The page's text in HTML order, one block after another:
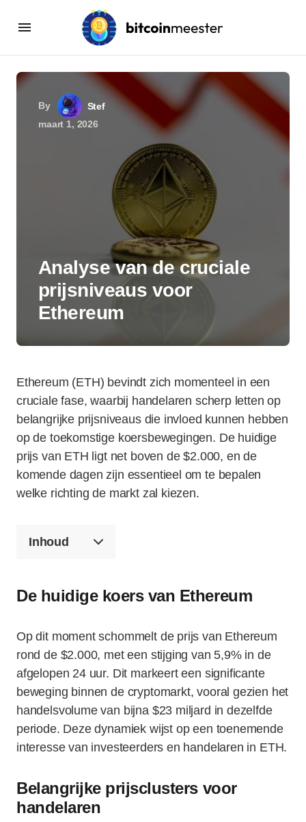
By
Stef
maart 1, 2026
Analyse van de cruciale
prijsniveaus voor
Ethereum
Ethereum (ETH) bevindt zich momenteel in een
cruciale fase, waarbij handelaren scherp letten op
belangrijke prijsniveaus die invloed kunnen hebben
op de toekomstige koersbewegingen. De huidige
prijs van ETH ligt net boven de $2.000, en de
komende dagen zijn essentieel om te bepalen
welke richting de markt zal kiezen.
Inhoud
De huidige koers van Ethereum
Op dit moment schommelt de prijs van Ethereum
rond de $2.000, met een stijging van 5,9% in de
afgelopen 24 uur. Dit markeert een significante
beweging binnen de cryptomarkt, vooral gezien het
handelsvolume van bijna $23 miljard in dezelfde
periode. Deze dynamiek wijst op een toenemende
interesse van investeerders en handelaren in ETH.
Belangrijke prijsclusters voor
handelaren